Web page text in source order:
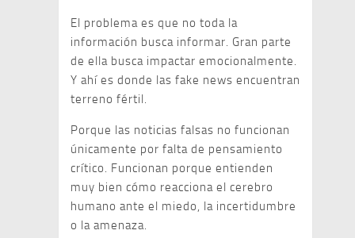
El problema es que no toda la
información busca informar. Gran parte
de ella busca impactar emocionalmente.
Y ahí es donde las fake news encuentran
terreno fértil.
Porque las noticias falsas no funcionan
únicamente por falta de pensamiento
crítico. Funcionan porque entienden
muy bien cómo reacciona el cerebro
humano ante el miedo, la incertidumbre
o la amenaza.